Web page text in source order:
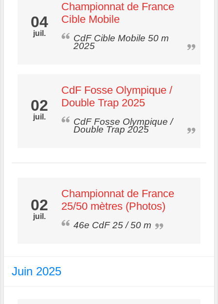
04
juil.
Championnat de France
Cible Mobile
CdF Cible Mobile 50 m
2025
02
juil.
CdF Fosse Olympique /
Double Trap 2025
CdF Fosse Olympique /
Double Trap 2025
02
juil.
Championnat de France
25/50 mètres (Photos)
46e CdF 25 / 50 m
Juin 2025